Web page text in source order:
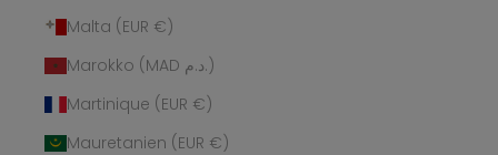
Malta (EUR €)
Marokko (MAD د.م.)
Martinique (EUR €)
Mauretanien (EUR €)